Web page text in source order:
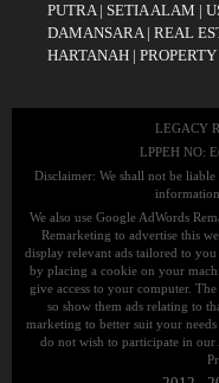
PUTRA| SETIA ALAM |
DAMANSARA| REAL
HARTANAH |
LEGACY
LPPEH NO:
Disclaimer: We shall not be
We also use Google AdWords
Remarketing to advertise this
display relevant ads tailored to
by placing a cookie on your
give access to your computer.
so show them ads relating to
marketing to better suit your
do not wish to participate in